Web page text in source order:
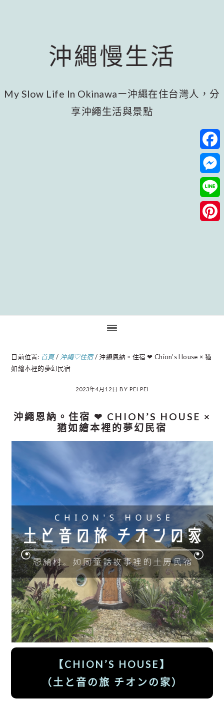
沖繩慢生活
My Slow Life In Okinawaー沖繩在住台灣人，分
享沖繩生活與景點
目前位置: 首頁 / 沖繩♡住宿 /沖繩恩納。住宿 ❤︎ Chion’s House × 猶
如繪本裡的夢幻民宿
2023年4月12日 BY PEI PEI
沖繩恩納。住宿 ❤︎ CHION’S HOUSE ×
猶如繪本裡的夢幻民宿
【CHION’S HOUSE 】
（土と音の旅 チオンの家）
Line